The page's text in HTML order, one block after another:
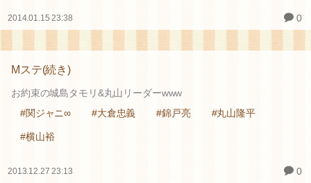
2014.01.15 23:38 0
Mステ(続き)
お約束の城島タモリ&丸山リーダーwww
#関ジャニ∞
#大倉忠義 #錦戸亮 #丸山隆平
#横山裕
2013.12.27 23:13 0